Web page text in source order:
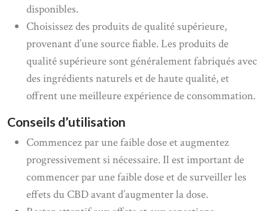
disponibles.
Choisissez des produits de qualité supérieure,
provenant d’une source fiable. Les produits de
qualité supérieure sont généralement fabriqués avec
des ingrédients naturels et de haute qualité, et
offrent une meilleure expérience de consommation.
Conseils d’utilisation
Commencez par une faible dose et augmentez
progressivement si nécessaire. Il est important de
commencer par une faible dose et de surveiller les
effets du CBD avant d’augmenter la dose.